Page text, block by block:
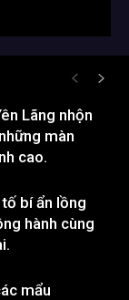
Lãng nhộn
màn
cao.
bí ẩn lồng
hành cùng
mẩu